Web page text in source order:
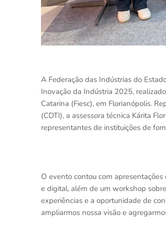
A Federação das Indústrias do
Inovação da Indústria 2025,
Catarina (Fiesc), em Florianópolis.
(CDTI), a assessora técnica Kárita
representantes de instituições de
O evento contou com
e digital, além de um workshop
experiências e a oportunidade de
ampliarmos nossa visão e